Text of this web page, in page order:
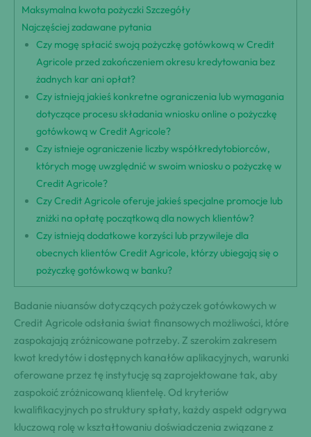
Maksymalna kwota pożyczki Szczegóły
Najczęściej zadawane pytania
Czy mogę spłacić swoją pożyczkę gotówkową w Credit
Agricole przed zakończeniem okresu kredytowania bez
żadnych kar ani opłat?
Czy istnieją jakieś konkretne ograniczenia lub wymagania
dotyczące procesu składania wniosku online o pożyczkę
gotówkową w Credit Agricole?
Czy istnieje ograniczenie liczby współkredytobiorców,
których mogę uwzględnić w swoim wniosku o pożyczkę w
Credit Agricole?
Czy Credit Agricole oferuje jakieś specjalne promocje lub
zniżki na opłatę początkową dla nowych klientów?
Czy istnieją dodatkowe korzyści lub przywileje dla
obecnych klientów Credit Agricole, którzy ubiegają się o
pożyczkę gotówkową w banku?
Badanie niuansów dotyczących pożyczek gotówkowych w
Credit Agricole odsłania świat finansowych możliwości, które
zaspokajają zróżnicowane potrzeby. Z szerokim zakresem
kwot kredytów i dostępnych kanałów aplikacyjnych, warunki
oferowane przez tę instytucję są zaprojektowane tak, aby
zaspokoić zróżnicowaną klientelę. Od kryteriów
kwalifikacyjnych po struktury spłaty, każdy aspekt odgrywa
kluczową rolę w kształtowaniu doświadczenia związane z